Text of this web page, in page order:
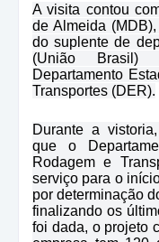
A visita contou
de Almeida
do suplente de
(União Brasil)
Departamento
Transportes (DER).
Durante a
que o
Rodagem e
serviço para o
por determinação
finalizando os
foi dada, o projeto